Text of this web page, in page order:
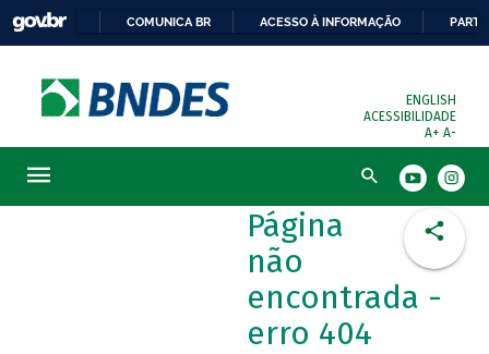
COMUNICA BR ACESSO À INFORMAÇÃO
ENGLISH
ACESSIBILIDADE
A+ A-
Busca
Página
não
encontrada -
erro 404